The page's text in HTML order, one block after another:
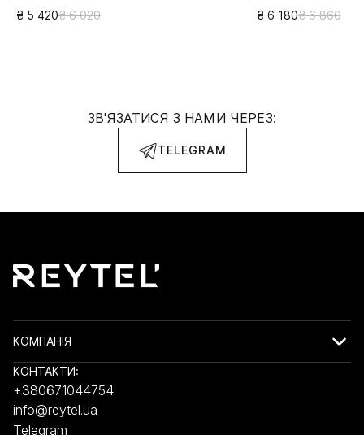
₴ 5 420₴ 6 020
₴ 6 180₴ 6 860
ЗВ'ЯЗАТИСЯ З НАМИ ЧЕРЕЗ:
TELEGRAM
КОМПАНІЯ
КОНТАКТИ:
+380671044754
info@reytel.ua
Telegram